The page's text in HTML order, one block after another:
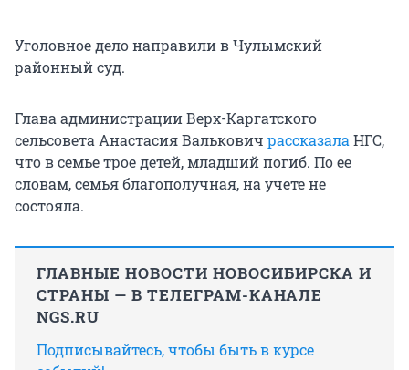
Уголовное дело направили в Чулымский
районный суд.
Глава администрации Верх-Каргатского
сельсовета Анастасия Валькович рассказала НГС,
что в семье трое детей, младший погиб. По ее
словам, семья благополучная, на учете не
состояла.
ГЛАВНЫЕ НОВОСТИ НОВОСИБИРСКА И
СТРАНЫ — В ТЕЛЕГРАМ-КАНАЛЕ
NGS.RU
Подписывайтесь, чтобы быть в курсе